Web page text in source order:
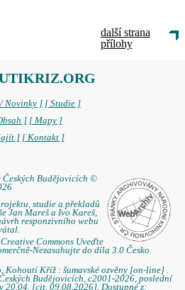
další strana
přílohy
Novinky ] [ Studie ]
] [ Mapy ]
] [ Kontakt ]
Českých Budějovicích ©
studie a překladů
Jan Mareš a Ivo Kareš,
responzivního webu
Commons Uveďte
Nezasahujte do díla 3.0 Česko
Kohoutí Kříž : šumavské ozvěny [on-line] .
Budějovicích, c2001-2026, poslední
20.04. [cit. 09.08.2026]. Dostupné z: